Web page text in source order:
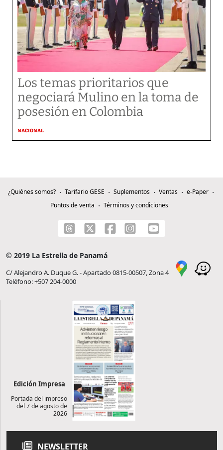
Los temas prioritarios que
negociará Mulino en la toma de
posesión en Colombia
NACIONAL
¿Quiénes somos? Tarifario GESE Suplementos Ventas
e-Paper
Puntos de venta
Términos y condiciones
© 2019 La Estrella de Panamá
C/ Alejandro A. Duque G. - Apartado 0815-00507, Zona 4
Teléfono: +507 204-0000
Edición Impresa
Portada del impreso
del 7 de agosto de
2026
NEWSLETTER